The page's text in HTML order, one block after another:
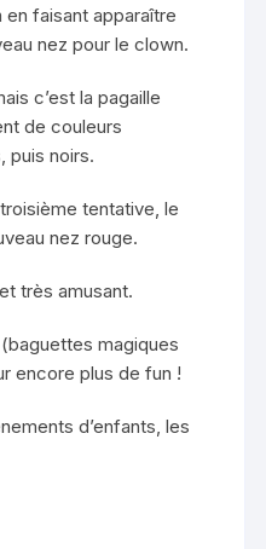
en faisant apparaître
nez pour le clown.
c’est la pagaille
de couleurs
puis noirs.
tentative, le
nez rouge.
très amusant.
magiques
encore plus de fun !
d’enfants, les